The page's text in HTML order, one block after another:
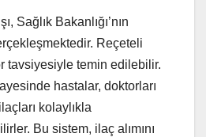
Sağlık Bakanlığı’nın
Reçeteli
tavsiyesiyle temin edilebilir.
hastalar, doktorları
kolaylıkla
Bu sistem, ilaç alımını